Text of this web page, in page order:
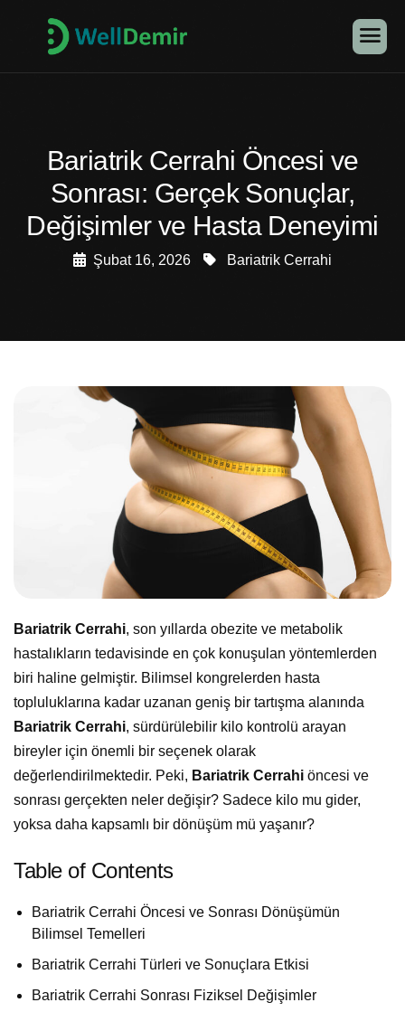
Bariatrik Cerrahi Öncesi ve
Sonrası: Gerçek Sonuçlar,
Değişimler ve Hasta Deneyimi
Şubat 16, 2026 Bariatrik Cerrahi
Bariatrik Cerrahi, son yıllarda obezite ve metabolik
hastalıkların tedavisinde en çok konuşulan yöntemlerden
biri haline gelmiştir. Bilimsel kongrelerden hasta
topluluklarına kadar uzanan geniş bir tartışma alanında
Bariatrik Cerrahi, sürdürülebilir kilo kontrolü arayan
bireyler için önemli bir seçenek olarak
değerlendirilmektedir. Peki, Bariatrik Cerrahi öncesi ve
sonrası gerçekten neler değişir? Sadece kilo mu gider,
yoksa daha kapsamlı bir dönüşüm mü yaşanır?
Table of Contents
Bariatrik Cerrahi Öncesi ve Sonrası Dönüşümün
Bilimsel Temelleri
Bariatrik Cerrahi Türleri ve Sonuçlara Etkisi
Bariatrik Cerrahi Sonrası Fiziksel Değişimler